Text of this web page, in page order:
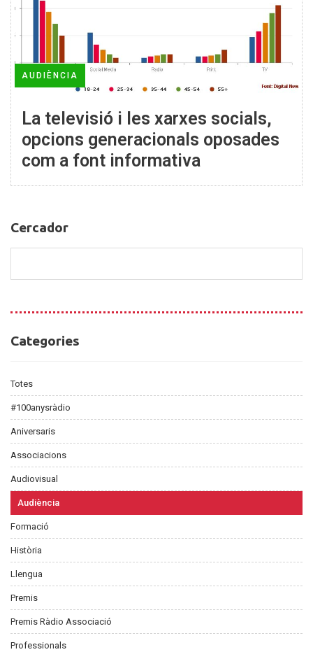
AUDIÈNCIA
La televisió i les xarxes socials,
opcions generacionals oposades
com a font informativa
Cercador
Cercador
Categories
Categories
Totes
#100anysràdio
Aniversaris
Associacions
Audiovisual
Audiència
Formació
Història
Llengua
Premis
Premis Ràdio Associació
Professionals